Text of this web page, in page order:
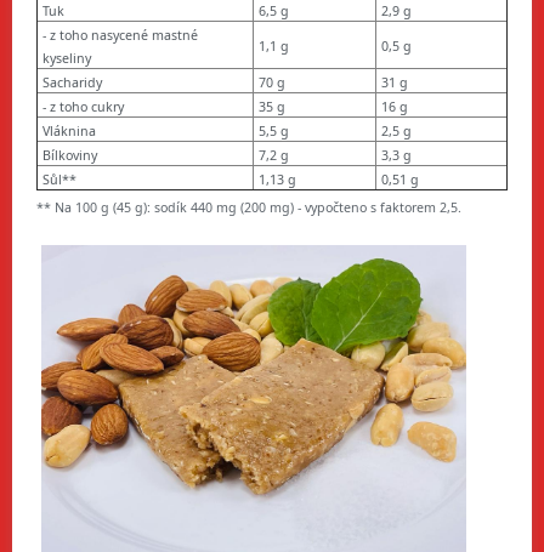
Tuk
6,5 g
2,9 g
- z toho nasycené mastné
kyseliny
1,1 g 0,5 g
Sacharidy 70 g
31 g
- z toho cukry
35 g
16 g
Vláknina
5,5 g
2,5 g
Bílkoviny
7,2 g
3,3 g
Sůl**
1,13 g
0,51 g
** Na 100 g (45 g): sodík 440 mg (200 mg) - vypočteno s faktorem 2,5.